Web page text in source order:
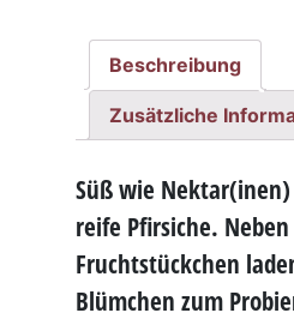
Beschreibung
Zusätzliche
Süßwie
reife Pfirsiche.
Fruchtstückchen
Blümchen zum